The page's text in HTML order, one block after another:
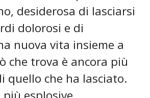
desiderosa di lasciarsi
dolorosi e di
nuova vita insieme a
che trova è ancora più
quello che ha lasciato.